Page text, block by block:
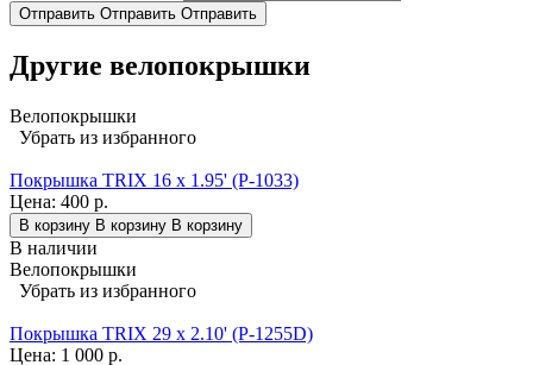
Отправить Отправить Отправить
Другие велопокрышки
Велопокрышки
Убрать из избранного
Покрышка TRIX 16 x 1.95' (P-1033)
Цена: 400 р.
В корзину В корзину В корзину
В наличии
Велопокрышки
Убрать из избранного
Покрышка TRIX 29 x 2.10' (P-1255D)
Цена: 1 000 р.